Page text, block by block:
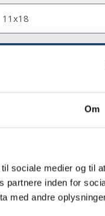
Om
sociale medier og til
partnere inden for
med andre
HVOR KAN